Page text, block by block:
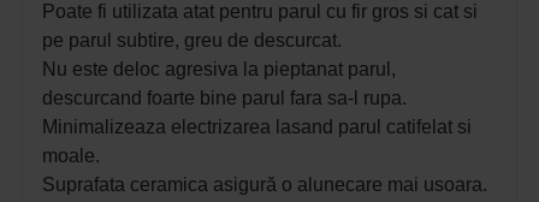
Poate fi utilizata atat pentru parul cu fir gros si cat si
pe parul subtire, greu de descurcat.
Nu este deloc agresiva la pieptanat parul,
descurcand foarte bine parul fara sa-l rupa.
Minimalizeaza electrizarea lasand parul catifelat si
moale.
Suprafata ceramica asigură o alunecare mai usoara.